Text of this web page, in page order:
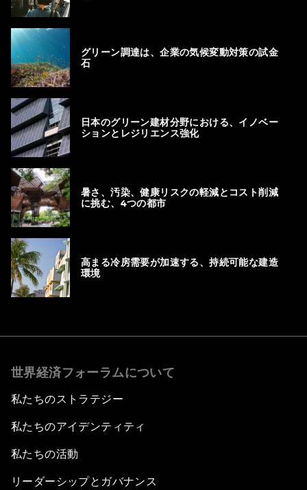
グリーン調達は、企業の気候変動対策の試金
石
日本のグリーン建材分野における、イノベー
ションとレジリエンス強化
暑さ、汚染、健康リスクの軽減とコスト削減
に挑む、4つの都市
高まる冷房需要が加速する、持続可能な建造
環境
世界経済フォーラムについて
私たちのストラテジー
私たちのアイデンティティ
私たちの活動
リーダーシップとガバナンス